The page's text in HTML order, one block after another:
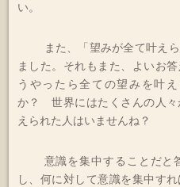
い。
また、「望みが全て叶え
ました。それもまた、よいお
うやったら全ての望みを叶
か？ 世界にはたくさんの人々
えられた人はいませんね？
意識を集中することだと
し、何に対して意識を集中す